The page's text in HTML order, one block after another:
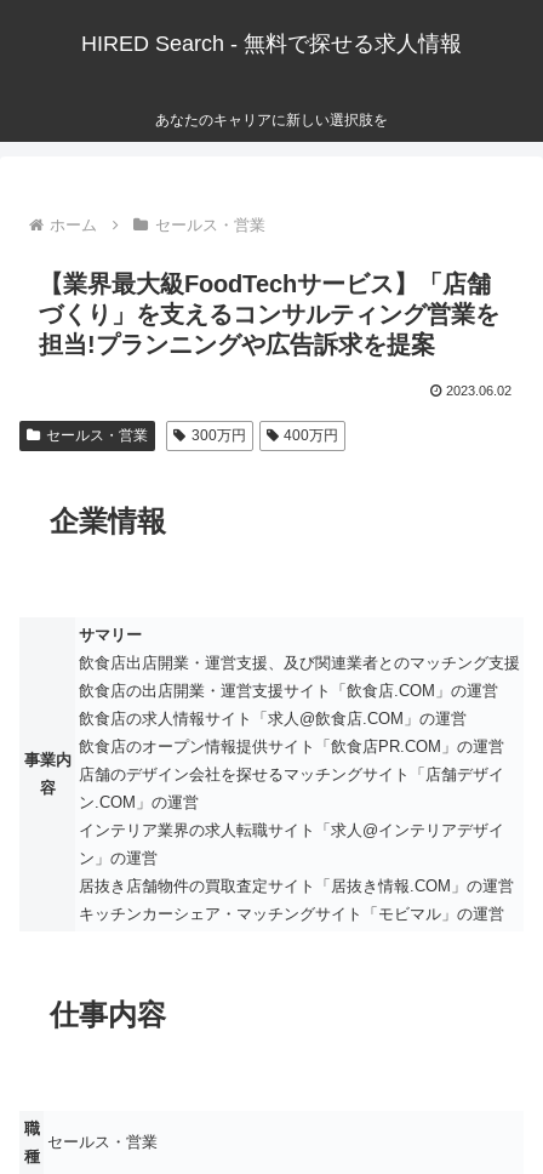
HIRED Search - 無料で探せる求人情報
あなたのキャリアに新しい選択肢を
ホーム セールス・営業
【業界最大級FoodTechサービス】「店舗
づくり」を支えるコンサルティング営業を
担当!プランニングや広告訴求を提案
2023.06.02
セールス・営業 300万円 400万円
企業情報
事業内
容
サマリー
飲食店出店開業・運営支援、及び関連業者とのマッチング支援
飲食店の出店開業・運営支援サイト「飲食店.COM」の運営
飲食店の求人情報サイト「求人@飲食店.COM」の運営
飲食店のオープン情報提供サイト「飲食店PR.COM」の運営
店舗のデザイン会社を探せるマッチングサイト「店舗デザイ
ン.COM」の運営
インテリア業界の求人転職サイト「求人@インテリアデザイ
ン」の運営
居抜き店舗物件の買取査定サイト「居抜き情報.COM」の運営
キッチンカーシェア・マッチングサイト「モビマル」の運営
仕事内容
職
種
セールス・営業